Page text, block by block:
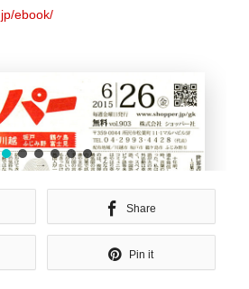
ebook/
Share
Pin it